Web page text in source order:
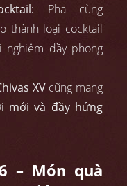
Pha cùng
thành loại cocktail
đầy phong
XVcũng mang
mới và đầy hứng
– Món quà